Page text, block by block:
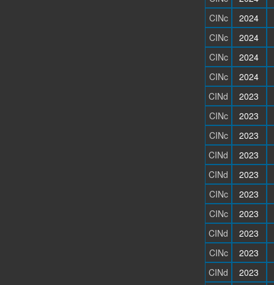
CINc
2024
CINc
2024
CINc
2024
CINc
2024
CINd
2023
CINc
2023
CINc
2023
CINd
2023
CINd
2023
CINc
2023
CINc
2023
CINd
2023
CINc
2023
CINd
2023